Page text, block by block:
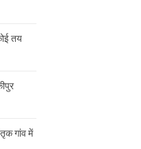
तय
गांव में